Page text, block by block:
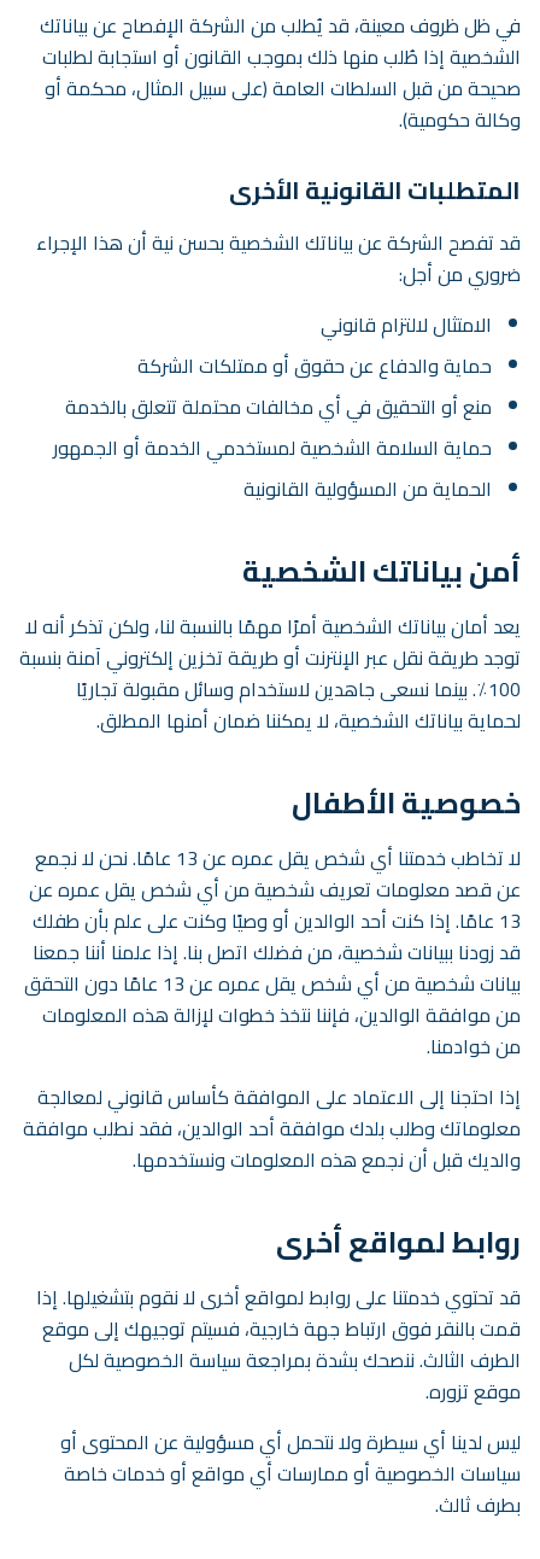
في ظل ظروف معينة، قد يُطلب من الشركة الإفصاح عن بياناتك
الشخصية إذا طُلب منها ذلك بموجب القانون أو استجابة لطلبات
صحيحة من قبل السلطات العامة (على سبيل المثال، محكمة أو
وكالة حكومية).
المتطلبات القانونية الأخرى
قد تفصح الشركة عن بياناتك الشخصية بحسن نية أن هذا الإجراء
ضروري من أجل:
الامتثال لالتزام قانوني
حماية والدفاع عن حقوق أو ممتلكات الشركة
منع أو التحقيق في أي مخالفات محتملة تتعلق بالخدمة
حماية السلامة الشخصية لمستخدمي الخدمة أو الجمهور
الحماية من المسؤولية القانونية
أمن بياناتك الشخصية
يعد أمان بياناتك الشخصية أمرًا مهمًا بالنسبة لنا، ولكن تذكر أنه لا
توجد طريقة نقل عبر الإنترنت أو طريقة تخزين إلكتروني آمنة بنسبة
100٪. بينما نسعى جاهدين لاستخدام وسائل مقبولة تجاريًا
لحماية بياناتك الشخصية، لا يمكننا ضمان أمنها المطلق.
خصوصية الأطفال
لا تخاطب خدمتنا أي شخص يقل عمره عن 13 عامًا. نحن لا نجمع
عن قصد معلومات تعريف شخصية من أي شخص يقل عمره عن
13 عامًا. إذا كنت أحد الوالدين أو وصيًا وكنت على علم بأن طفلك
قد زودنا ببيانات شخصية، من فضلك اتصل بنا. إذا علمنا أننا جمعنا
بيانات شخصية من أي شخص يقل عمره عن 13 عامًا دون التحقق
من موافقة الوالدين، فإننا نتخذ خطوات لإزالة هذه المعلومات
من خوادمنا.
إذا احتجنا إلى الاعتماد على الموافقة كأساس قانوني لمعالجة
معلوماتك وطلب بلدك موافقة أحد الوالدين، فقد نطلب موافقة
والديك قبل أن نجمع هذه المعلومات ونستخدمها.
روابط لمواقع أخرى
قد تحتوي خدمتنا على روابط لمواقع أخرى لا نقوم بتشغيلها. إذا
قمت بالنقر فوق ارتباط جهة خارجية، فسيتم توجيهك إلى موقع
الطرف الثالث. ننصحك بشدة بمراجعة سياسة الخصوصية لكل
موقع تزوره.
ليس لدينا أي سيطرة ولا نتحمل أي مسؤولية عن المحتوى أو
سياسات الخصوصية أو ممارسات أي مواقع أو خدمات خاصة
بطرف ثالث.